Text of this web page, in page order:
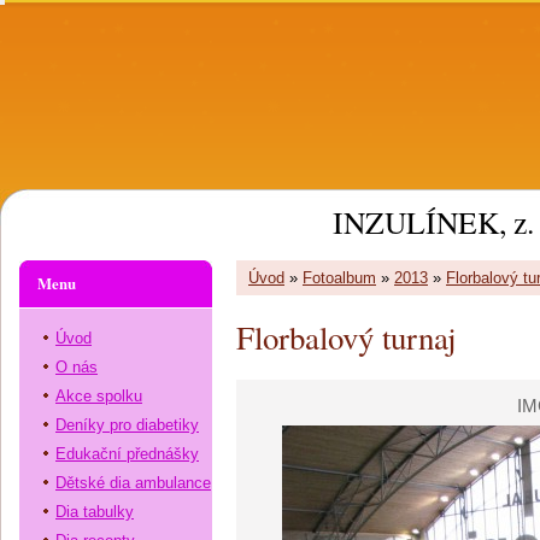
INZULÍNEK, z.
Úvod » Fotoalbum » 2013 » Florbalový
Florbalový turnaj
Menu
Úvod
O nás
Akce spolku
Deníky pro diabetiky
Edukační přednášky
Dětské dia ambulance
Dia tabulky